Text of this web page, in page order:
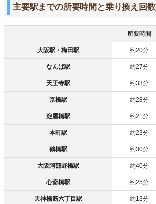
主要駅までの所要時間と乗り換え回数
所要時間
大阪駅・梅田駅 約20分
なんば駅 約27分
天王寺駅 約33分
京橋駅 約28分
淀屋橋駅 約21分
本町駅 約23分
鶴橋駅 約30分
大阪阿部野橋駅 約40分
心斎橋駅 約25分
天神橋筋六丁目駅 約13分